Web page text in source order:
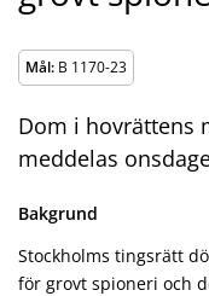
Mål: B 1170-23
Dom i hovrättens
meddelas
Bakgrund
Stockholms tingsrätt
för grovt spioneri och